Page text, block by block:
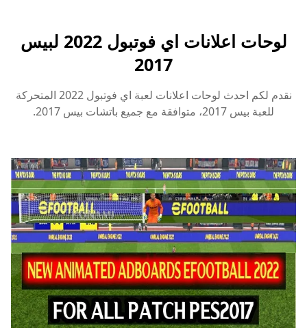
لوحات اعلانات اي فوتبول 2022 لبيس
2017
نقدم لكم احدث لوحات اعلانات لعبة اي فوتبول 2022 المتحركة
للعبة بيس 2017، متوافقة مع جميع باتشات بيس 2017.